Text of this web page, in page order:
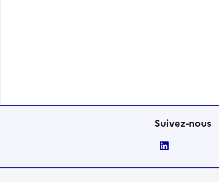
Suivez-nous